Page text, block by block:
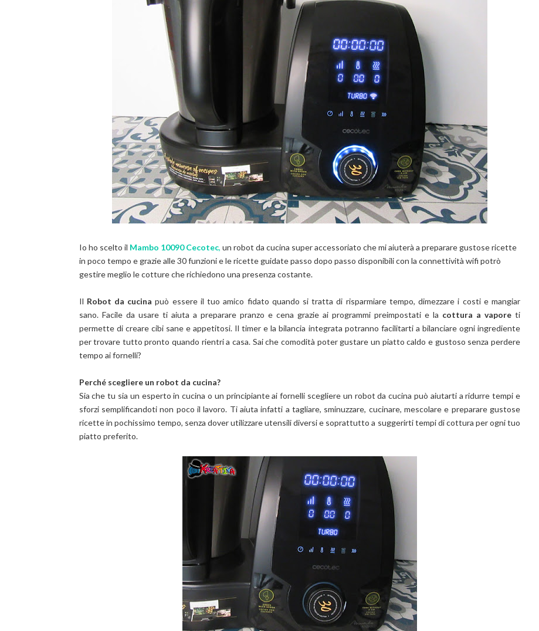
Io ho scelto il Mambo 10090 Cecotec, un robot da cucina super accessoriato che mi aiuterà a preparare gustose ricette
in poco tempo e grazie alle 30 funzioni e le ricette guidate passo dopo passo disponibili con la connettività wifi potrò
gestire meglio le cotture che richiedono una presenza costante.
Il Robot da cucinapuò essere il tuo amico fidato quando si tratta di risparmiare tempo, dimezzare i costi e mangiar
sano. Facile da usare ti aiuta a preparare pranzo e cena grazie ai programmi preimpostati e la cottura a vapore ti
permette di creare cibi sane e appetitosi. Il timer e la bilancia integrata potranno facilitarti a bilanciare ogni ingrediente
per trovare tutto pronto quando rientri a casa. Sai che comodità poter gustare un piatto caldo e gustoso senza perdere
tempo ai fornelli?
Perché scegliere un robot da cucina?
Sia che tu sia un esperto in cucina o un principiante ai fornelli scegliere un robot da cucina può aiutarti a ridurre tempi e
sforzi semplificandoti non poco il lavoro. Ti aiuta infatti a tagliare, sminuzzare, cucinare, mescolare e preparare gustose
ricette in pochissimo tempo, senza dover utilizzare utensili diversi e soprattutto a suggerirti tempi di cottura per ogni tuo
piatto preferito.